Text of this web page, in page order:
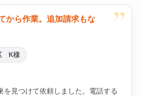
”
から作業。追加請求もな
K様
を見つけて依頼しました。電話する